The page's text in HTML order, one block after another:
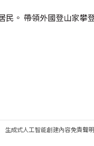
。 帶領外國登山家攀
生成式人工智能創建內容免責聲明